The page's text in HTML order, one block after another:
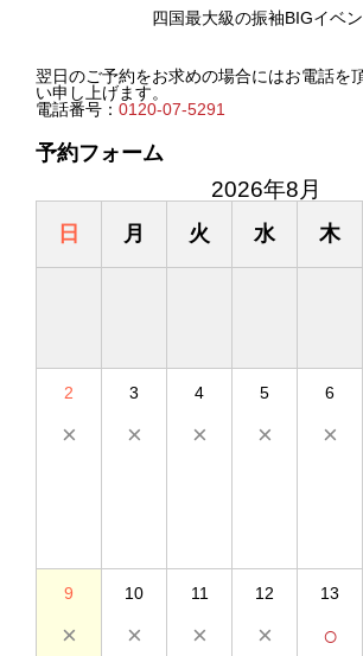
四国最大級の振袖BIGイベン
翌日のご予約をお求めの場合にはお電話を
い申し上げます。
電話番号： 0120-07-5291
予約フォーム
2026年8月
日 月 火 水 木
2
×
3
×
4
×
5
×
6
×
9
×
10
×
11
×
12
×
13
○